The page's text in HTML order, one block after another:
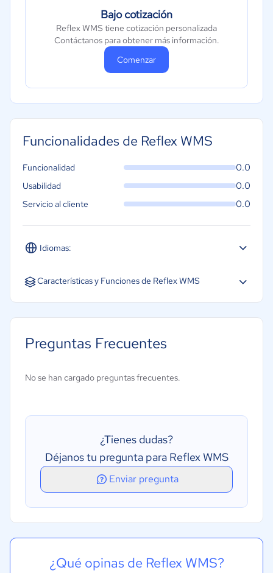
Bajo cotización
Reflex WMS tiene cotización personalizada
Contáctanos para obtener más información.
Comenzar
Funcionalidades de Reflex WMS
Idiomas:
Español
Funcionalidad 0.0
Usabilidad 0.0
Servicio al cliente 0.0
Características y Funciones de Reflex WMS
Gestión de ingresos
Integración Api's
Auditoría de inventario
Preguntas Frecuentes
No se han cargado preguntas frecuentes.
¿Tienes dudas?
Déjanos tu pregunta para Reflex WMS
Enviar pregunta
¿Qué opinas de Reflex WMS?